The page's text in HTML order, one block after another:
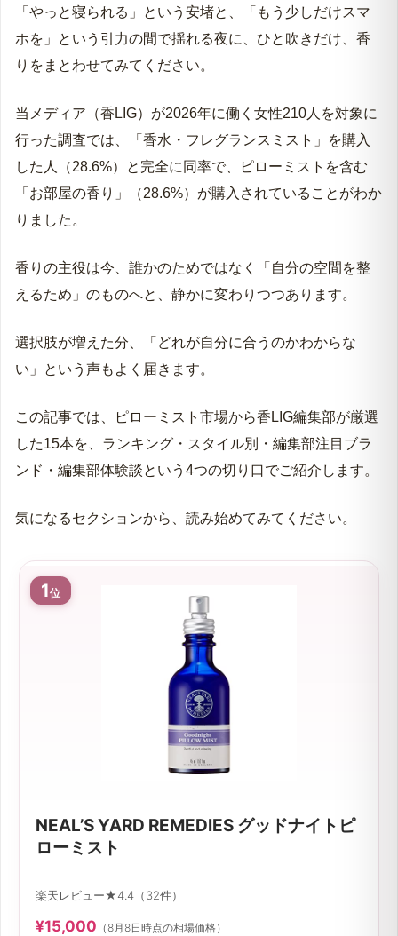
「やっと寝られる」という安堵と、「もう少しだけスマ
ホを」という引力の間で揺れる夜に、ひと吹きだけ、香
りをまとわせてみてください。
当メディア（香LIG）が2026年に働く女性210人を対象に
行った調査では、「香水・フレグランスミスト」を購入
した人（28.6%）と完全に同率で、ピローミストを含む
「お部屋の香り」（28.6%）が購入されていることがわか
りました。
香りの主役は今、誰かのためではなく「自分の空間を整
えるため」のものへと、静かに変わりつつあります。
選択肢が増えた分、「どれが自分に合うのかわからな
い」という声もよく届きます。
この記事では、ピローミスト市場から香LIG編集部が厳選
した15本を、ランキング・スタイル別・編集部注目ブラ
ンド・編集部体験談という4つの切り口でご紹介します。
気になるセクションから、読み始めてみてください。
1位
NEAL’S YARD REMEDIES グッドナイトピ
ローミスト
楽天レビュー★4.4（32件）
¥15,000 （8月8日時点の相場価格）